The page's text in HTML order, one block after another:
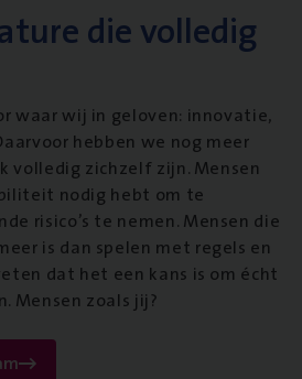
die volledig
waar wij in geloven: innovatie,
hebben we nog meer
volledig zichzelf zijn. Mensen
nodig hebt om te
risico’s te nemen. Mensen die
is dan spelen met regels en
dat het een kans is om écht
Mensen zoals jij?